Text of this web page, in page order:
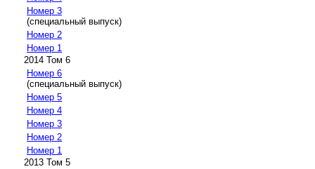
Номер 3
(специальный выпуск)
Номер 2
Номер 1
2014 Том 6
Номер 6
(специальный выпуск)
Номер 5
Номер 4
Номер 3
Номер 2
Номер 1
2013 Том 5